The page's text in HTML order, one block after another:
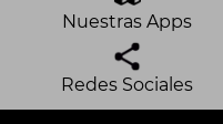
Nuestras Apps
Redes Sociales